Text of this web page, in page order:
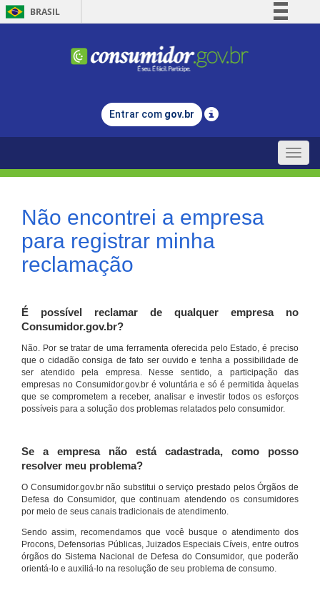
BRASIL
Comunica BR
Legislação
Entrar com gov.br
Toggle
Não encontrei a empresa
para registrar minha
reclamação
É possível reclamar de qualquer empresa no
Consumidor.gov.br?
Não. Por se tratar de uma ferramenta oferecida pelo Estado, é preciso
que o cidadão consiga de fato ser ouvido e tenha a possibilidade de
ser atendido pela empresa. Nesse sentido, a participação das
empresas no Consumidor.gov.br é voluntária e só é permitida àquelas
que se comprometem a receber, analisar e investir todos os esforços
possíveis para a solução dos problemas relatados pelo consumidor.
Se a empresa não está cadastrada, como posso
resolver meu problema?
O Consumidor.gov.br não substitui o serviço prestado pelos Órgãos de
Defesa do Consumidor, que continuam atendendo os consumidores
por meio de seus canais tradicionais de atendimento.
Sendo assim, recomendamos que você busque o atendimento dos
Procons, Defensorias Públicas, Juizados Especiais Cíveis, entre outros
órgãos do Sistema Nacional de Defesa do Consumidor, que poderão
orientá-lo e auxiliá-lo na resolução de seu problema de consumo.